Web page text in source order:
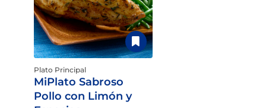
Plato Principal
MiPlato Sabroso
Pollo con Limón y